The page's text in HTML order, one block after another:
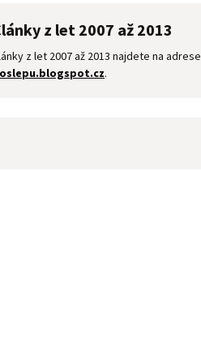
z let 2007 až 2013
z let 2007 až 2013 najdete na adrese
.